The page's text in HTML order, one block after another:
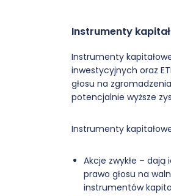
Instrumenty
Instrumenty
inwestycyjnych oraz
głosu na
potencjalnie wyższe
Instrumenty
Akcje zwykłe –
prawo głosu na
instrumentów